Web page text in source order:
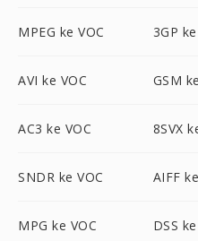
MPEG ke VOC 3GP
AVI ke VOC GSM
AC3 ke VOC 8SVX
SNDR ke VOC AIFF
MPG ke VOC DSS